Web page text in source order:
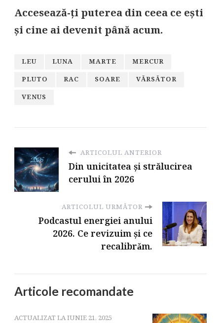
Accesează-ți puterea din ceea ce ești
și cine ai devenit până acum.
LEU LUNA MARTE MERCUR
PLUTO RAC SOARE VǍRSǍTOR
VENUS
ARTICOLUL ANTERIOR
Din unicitatea și strălucirea
cerului în 2026
ARTICOLUL URMĂTOR
Podcastul energiei anului
2026. Ce revizuim și ce
recalibrǎm.
Articole recomandate
ACTUALIZAT LAIUNIE 21, 2025